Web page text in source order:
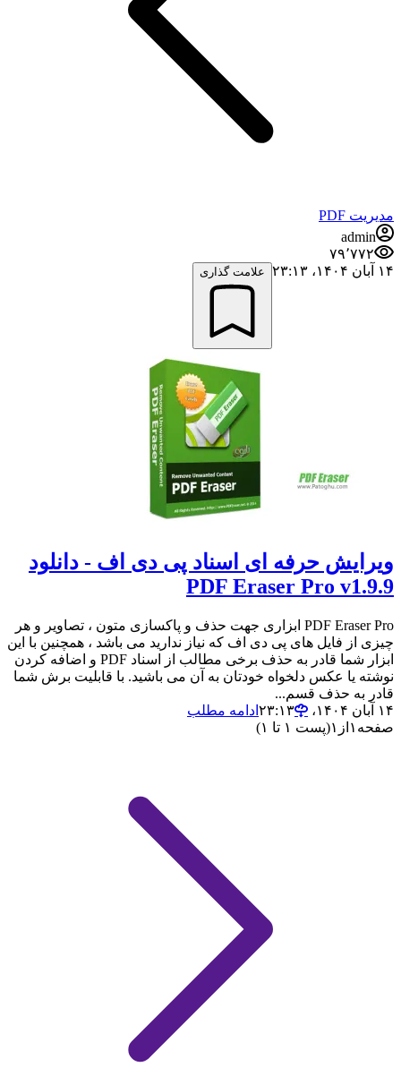
مدیریت PDF
admin
۷۹٬۷۷۲
۱۴ آبان ۱۴۰۴،‏ ۲۳:۱۳
علامت گذاری
ویرایش حرفه ای اسناد پی دی اف - دانلود
PDF Eraser Pro v1.9.9
PDF Eraser Pro ابزاری جهت حذف و پاکسازی متون ، تصاویر و هر
چیزی از فایل های پی دی اف که نیاز ندارید می باشد ، همچنین با این
ابزار شما قادر به حذف برخی مطالب از اسناد PDF و اضافه کردن
نوشته یا عکس دلخواه خودتان به آن می باشید. با قابلیت برش شما
قادر به حذف قسم...
۱۴ آبان ۱۴۰۴،‏ ۲۳:۱۳
ادامه مطلب
صفحه ۱ از ۱(پست ۱ تا ۱)